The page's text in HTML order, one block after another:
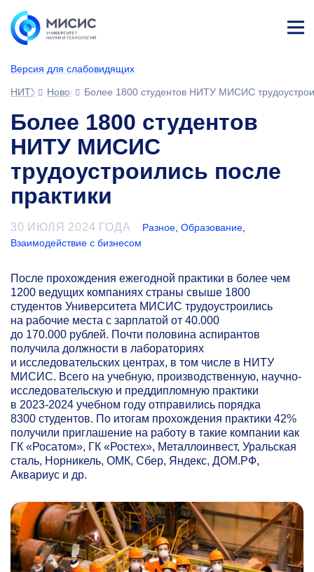
Версия для слабовидящих
ине
НИТУ МИСИС
НовостиБолее 1800 студентов НИТУ МИСИС
Более 1800 студентов
НИТУ МИСИС
трудоустроились после
практики
30 ИЮЛЯ 2024 ГОДА Разное, Образование,
Взаимодействие с бизнесом
После прохождения ежегодной практики в более чем
1200 ведущих компаниях страны свыше 1800
студентов Университета МИСИС трудоустроились
на рабочие места с зарплатой от 40.000
до 170.000 рублей. Почти половина аспирантов
получила должности в лабораториях
и исследовательских центрах, в том числе в НИТУ
МИСИС. Всего на учебную, производственную, научно-
исследовательскую и преддипломную практики
в 2023-2024 учебном году отправились порядка
8300 студентов. По итогам прохождения практики 42%
получили приглашение на работу в такие компании как
ГК «Росатом», ГК «Ростех», Металлоинвест, Уральская
сталь, Норникель, ОМК, Сбер, Яндекс, ДОМ.РФ,
Аквариус и др.